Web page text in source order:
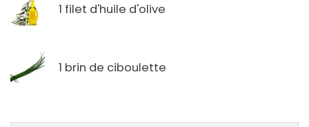
1 filet d'huile d'olive
1 brin de ciboulette